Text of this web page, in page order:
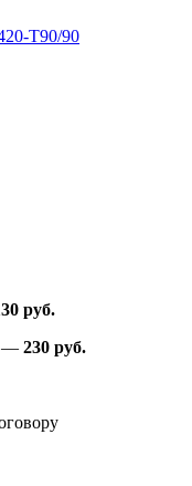
руб.
— 230 руб.